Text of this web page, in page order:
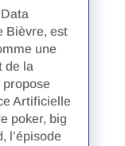
Bièvre, est
une
de la
Artificielle
poker, big
l’épisode